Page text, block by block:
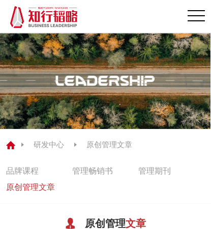
首页
关于我们
领导力解决方案
经典案例
研发中心 原创管理文章
品牌课程 管理畅销书
管理期刊
原创管理文章
原创管理文章